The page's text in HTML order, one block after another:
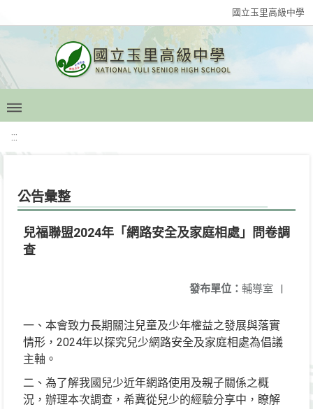
國立玉里高級中學
:::
公告彙整
兒福聯盟2024年「網路安全及家庭相處」問卷調
查
發布單位： 輔導室 |
一、本會致力長期關注兒童及少年權益之發展與落實
情形，2024年以探究兒少網路安全及家庭相處為倡議
主軸。
二、為了解我國兒少近年網路使用及親子關係之概
況，辦理本次調查，希冀從兒少的經驗分享中，瞭解